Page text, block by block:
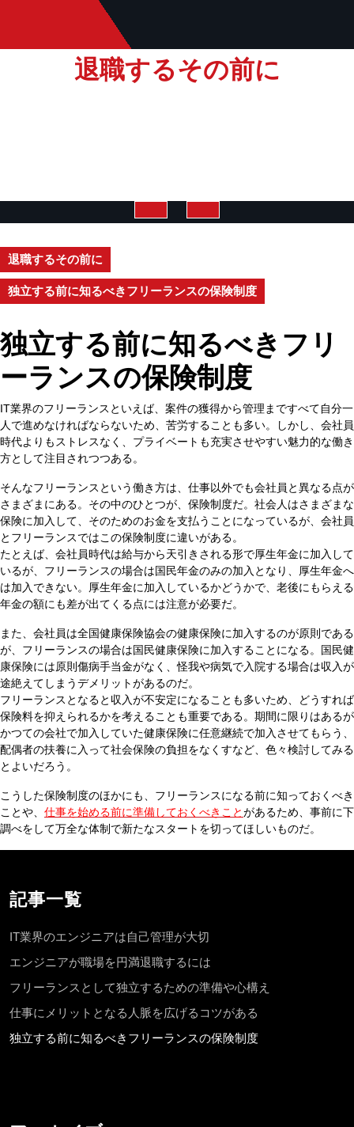
退職するその前に
退職するその前に
独立する前に知るべきフリーランスの保険制度
独立する前に知るべきフリ
ーランスの保険制度
IT業界のフリーランスといえば、案件の獲得から管理まですべて自分一
人で進めなければならないため、苦労することも多い。しかし、会社員
時代よりもストレスなく、プライベートも充実させやすい魅力的な働き
方として注目されつつある。
そんなフリーランスという働き方は、仕事以外でも会社員と異なる点が
さまざまにある。その中のひとつが、保険制度だ。社会人はさまざまな
保険に加入して、そのためのお金を支払うことになっているが、会社員
とフリーランスではこの保険制度に違いがある。
たとえば、会社員時代は給与から天引きされる形で厚生年金に加入して
いるが、フリーランスの場合は国民年金のみの加入となり、厚生年金へ
は加入できない。厚生年金に加入しているかどうかで、老後にもらえる
年金の額にも差が出てくる点には注意が必要だ。
また、会社員は全国健康保険協会の健康保険に加入するのが原則である
が、フリーランスの場合は国民健康保険に加入することになる。国民健
康保険には原則傷病手当金がなく、怪我や病気で入院する場合は収入が
途絶えてしまうデメリットがあるのだ。
フリーランスとなると収入が不安定になることも多いため、どうすれば
保険料を抑えられるかを考えることも重要である。期間に限りはあるが
かつての会社で加入していた健康保険に任意継続で加入させてもらう、
配偶者の扶養に入って社会保険の負担をなくすなど、色々検討してみる
とよいだろう。
こうした保険制度のほかにも、フリーランスになる前に知っておくべき
ことや、 仕事を始める前に準備しておくべきことがあるため、事前に下
調べをして万全な体制で新たなスタートを切ってほしいものだ。
記事一覧
IT業界のエンジニアは自己管理が大切
エンジニアが職場を円満退職するには
フリーランスとして独立するための準備や心構え
仕事にメリットとなる人脈を広げるコツがある
独立する前に知るべきフリーランスの保険制度